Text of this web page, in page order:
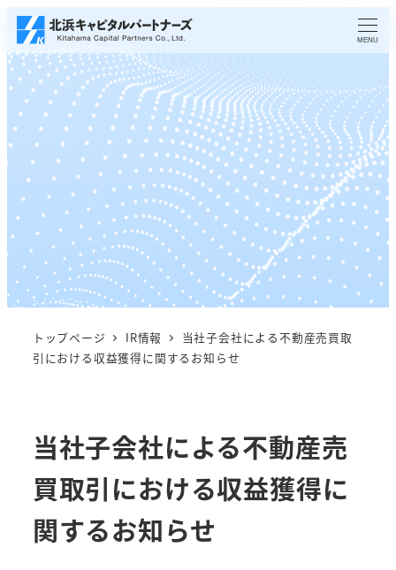
メ
イ
ン
コ
ン
テ
ン
へ
移
MENU
トップページ IR情報
当社子会社による不動産売買取
引における収益獲得に関するお知らせ
当社子会社による不動産売
買取引における収益獲得に
関するお知らせ